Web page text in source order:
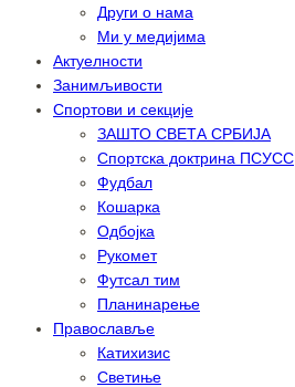
Други о нама
Ми у медијима
Актуелности
Занимљивости
Спортови и секције
ЗАШТО СВЕТА СРБИЈА
Спортска доктрина ПСУСС
Фудбал
Кошарка
Одбојка
Рукомет
Футсал тим
Планинарење
Православље
Катихизис
Светиње